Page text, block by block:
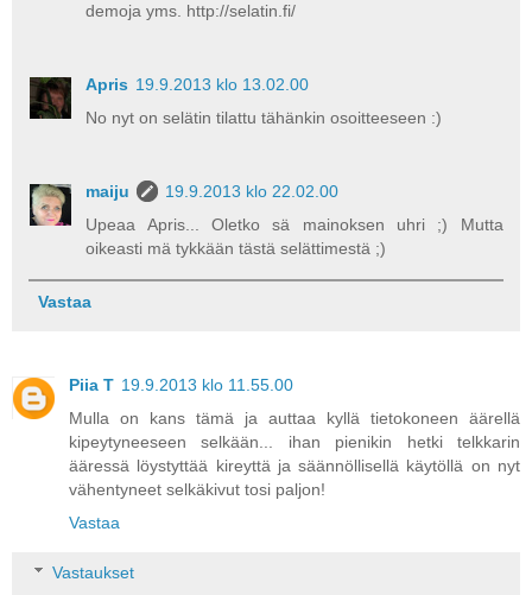
demoja yms. http://selatin.fi/
Apris 19.9.2013 klo 13.02.00
No nyt on selätin tilattu tähänkin osoitteeseen :)
maiju
19.9.2013 klo 22.02.00
Upeaa Apris... Oletko sä mainoksen uhri ;) Mutta
oikeasti mä tykkään tästä selättimestä ;)
Vastaa
Piia T 19.9.2013 klo 11.55.00
Mulla on kans tämä ja auttaa kyllä tietokoneen äärellä
kipeytyneeseen selkään... ihan pienikin hetki telkkarin
ääressä löystyttää kireyttä ja säännöllisellä käytöllä on nyt
vähentyneet selkäkivut tosi paljon!
Vastaa
Vastaukset